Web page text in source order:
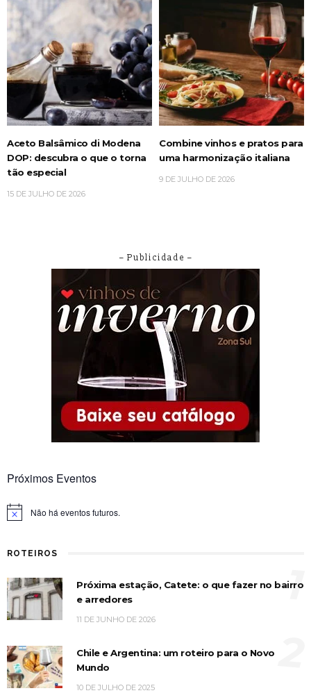
Aceto Balsâmico di Modena
DOP: descubra o que o torna
tão especial
15 DE JULHO DE 2026
Combine vinhos e pratos para
uma harmonização italiana
9 DE JULHO DE 2026
– Publicidade –
Próximos Eventos
Notice Não há eventos futuros.
ROTEIROS
Próxima estação, Catete: o que fazer no bairro
e arredores
11 DE JUNHO DE 2026
1
Chile e Argentina: um roteiro para o Novo
Mundo
10 DE JULHO DE 2025